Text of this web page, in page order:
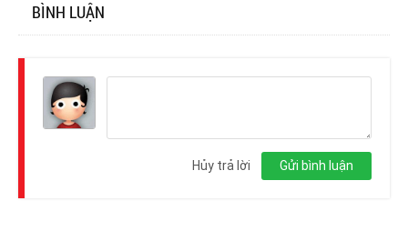
BÌNH LUẬN
Gửi bình luận
Hủy trả lời